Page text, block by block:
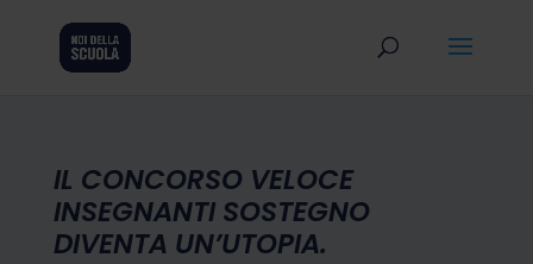
IL CONCORSO VELOCE
INSEGNANTI SOSTEGNO
DIVENTA UN’UTOPIA.